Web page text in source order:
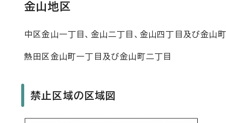
金山地区
中区金山一丁目、金山二丁目、金山四丁目及び金山
熱田区金山町一丁目及び金山町二丁目
禁止区域の区域図